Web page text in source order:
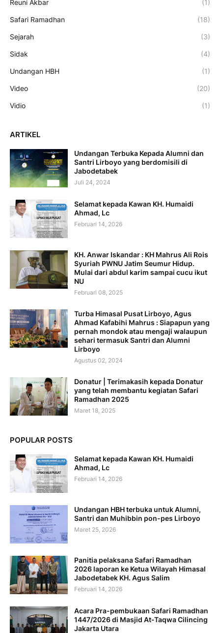
Reuni Akbar (1)
Safari Ramadhan (18)
Sejarah (3)
Sidak (4)
Undangan HBH (1)
Video (20)
Vidio (1)
ARTIKEL
Undangan Terbuka Kepada Alumni dan
Santri Lirboyo yang berdomisili di
Jabodetabek
Juli 24, 2024
Selamat kepada Kawan KH. Humaidi
Ahmad, Lc
Februari 14, 2026
KH. Anwar Iskandar : KH Mahrus Ali Rois
Syuriah PWNU Jatim Seumur Hidup.
Mulai dari abdul karim sampai cucu ikut
NU
Februari 08, 2025
Turba Himasal Pusat Lirboyo, Agus
Ahmad Kafabihi Mahrus : Siapapun yang
pernah mondok atau mengaji walaupun
sehari termasuk Santri dan Alumni
Lirboyo
Agustus 02, 2024
Donatur | Terimakasih kepada Donatur
yang telah membantu kegiatan Safari
Ramadhan 2025
Maret 18, 2025
POPULAR POSTS
Selamat kepada Kawan KH. Humaidi
Ahmad, Lc
Februari 14, 2026
Undangan HBH terbuka untuk Alumni,
Santri dan Muhibbin pon-pes Lirboyo
Maret 25, 2026
Panitia pelaksana Safari Ramadhan
2026 laporan ke Ketua Wilayah Himasal
Jabodetabek KH. Agus Salim
Februari 14, 2026
Acara Pra-pembukaan Safari Ramadhan
1447/2026 di Masjid At-Taqwa Cilincing
Jakarta Utara